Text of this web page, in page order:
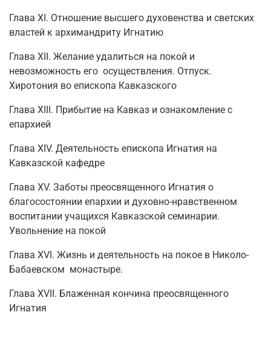
Глава ХI. Отношение высшего духовенства и светских
властей к архимандриту Игнатию
Глава ХII. Желание удалиться на покой и
невозможность его осуществления. Отпуск.
Хиротония во епископа Кавказского
Глава ХIII. Прибытие на Кавказ и ознакомление с
епархией
Глава ХIV. Деятельность епископа Игнатия на
Кавказской кафедре
Глава ХV. Заботы преосвященного Игнатия о
благосостоянии епархии и духовно-нравственном
воспитании учащихся Кавказской семинарии.
Увольнение на покой
Глава ХVI. Жизнь и деятельность на покое в Николо-
Бабаевском монастыре.
Глава ХVII. Блаженная кончина преосвященного
Игнатия